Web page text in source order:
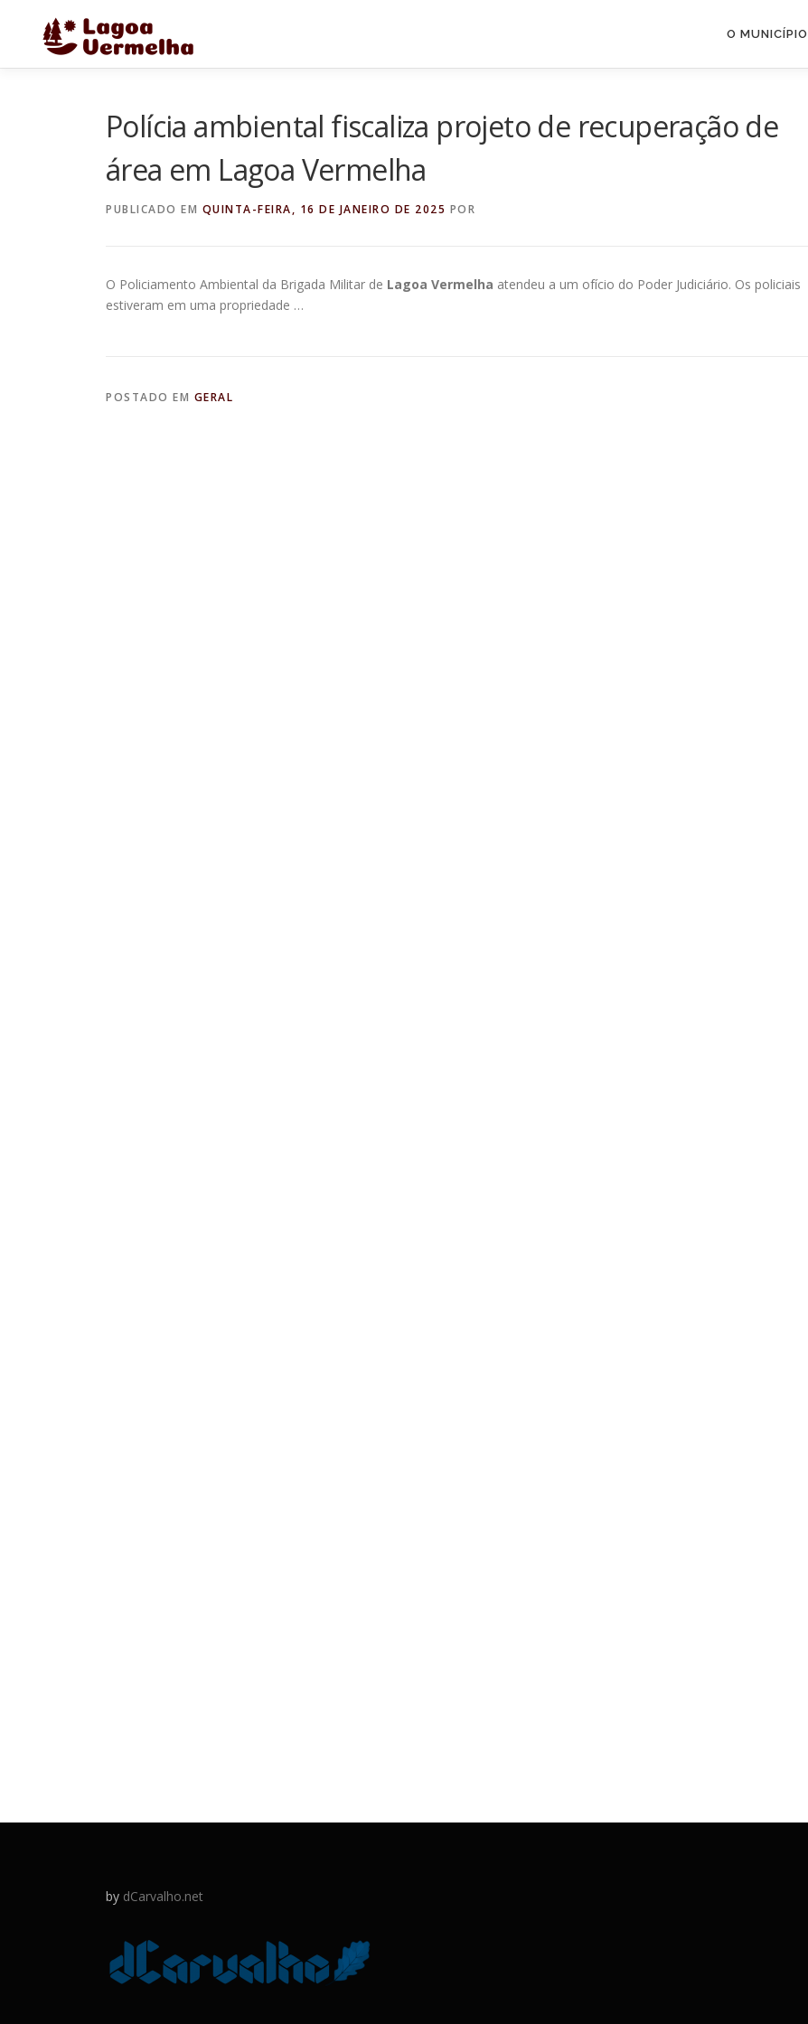
conteúdo
O MUNICÍPIO
Polícia ambiental fiscaliza projeto de recuperação de
área em Lagoa Vermelha
PUBLICADO EM QUINTA-FEIRA, 16 DE JANEIRO DE 2025 POR
O Policiamento Ambiental da Brigada Militar de Lagoa Vermelha atendeu a um ofício do Poder Judiciário. Os policiais
estiveram em uma propriedade …
POSTADO EM GERAL
by dCarvalho.net